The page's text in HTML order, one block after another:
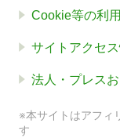
Cookie等の利
サイトアクセ
法人・プレス
※本サイトはアフィ
す